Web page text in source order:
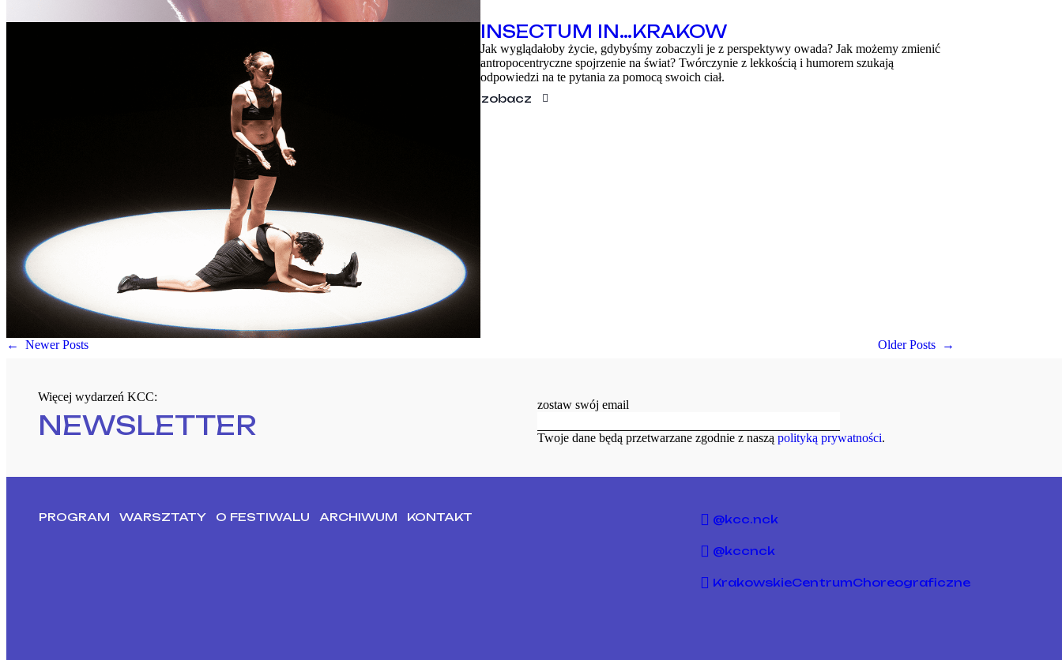
INSECTUM IN…KRAKOW
Jak wyglądałoby życie, gdybyśmy zobaczyli je z perspektywy owada? Jak możemy zmienić
antropocentryczne spojrzenie na świat? Twórczynie z lekkością i humorem szukają
odpowiedzi na te pytania za pomocą swoich ciał.
zobacz
← Newer Posts Older Posts →
Więcej wydarzeń KCC:
NEWSLETTER
zostaw swój email
Twoje dane będą przetwarzane zgodnie z naszą polityką prywatności.
PROGRAM WARSZTATY O FESTIWALU ARCHIWUM KONTAKT @kcc.nck
@kccnck
KrakowskieCentrumChoreograficzne